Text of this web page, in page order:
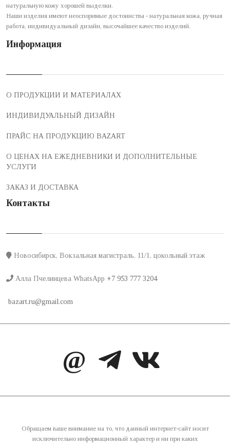
натуральную кожу хорошей выделки.
Наши изделия имеют неоспоримые достоинства - натуральная кожа, ручная
работа, индивидуальный дизайн, высочайшее качество изделий.
Информация
О ПРОДУКЦИИ И МАТЕРИАЛАХ
ИНДИВИДУАЛЬНЫЙ ДИЗАЙН
ПРАЙС НА ПРОДУКЦИЮ BAZART
О ЦЕНАХ НА ЕЖЕДНЕВНИКИ И ДОПОЛНИТЕЛЬНЫЕ
УСЛУГИ
ЗАКАЗ И ДОСТАВКА
Контакты
Новосибирск, Вокзальная магистраль, 11/1, цокольный этаж
Алла Пчелинцева WhatsApp +7 953 777 3204
bazart.ru@gmail.com
@
Обращаем ваше внимание на то, что данный интернет-сайт носит
исключительно информационный характер и ни при каких